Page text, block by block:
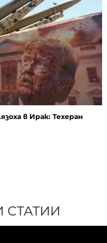
в Ирак: Техеран